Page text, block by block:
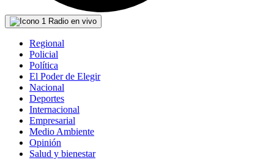
Radio en vivo
Regional
Policial
Política
El Poder de Elegir
Nacional
Deportes
Internacional
Empresarial
Medio Ambiente
Opinión
Salud y bienestar